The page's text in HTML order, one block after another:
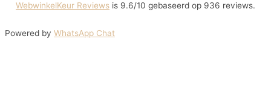
WebwinkelKeur Reviews is 9.6/10 gebaseerd op 936 reviews.
Powered by WhatsApp Chat